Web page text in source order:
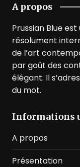
A propos
Prussian Blue
résolument
de l’art
par goût des
élégant. Il
du mot.
Informations
A propos
Présentation